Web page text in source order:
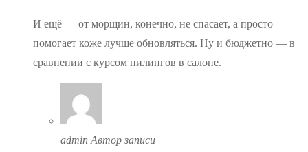
И ещё — от морщин, конечно, не спасает, а просто
помогает коже лучше обновляться. Ну и бюджетно — в
сравнении с курсом пилингов в салоне.
admin Автор записи